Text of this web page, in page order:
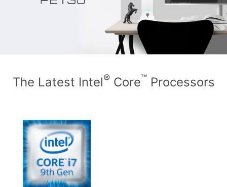
The Latest Intel®Core™Processors